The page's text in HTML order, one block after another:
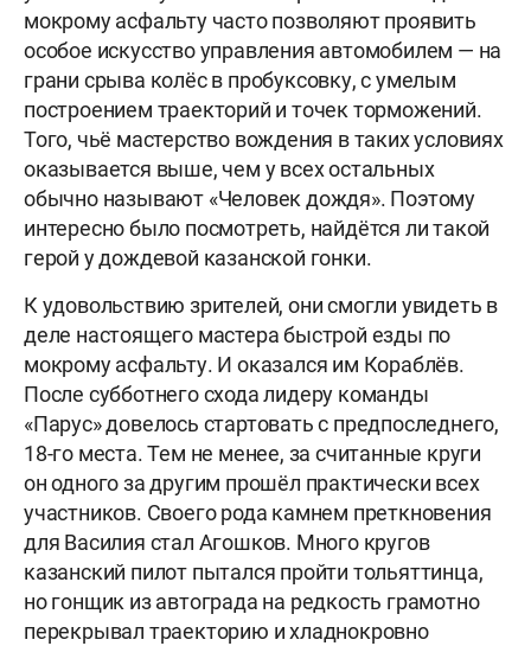
мокрому асфальту часто позволяют проявить
особое искусство управления автомобилем — на
грани срыва колёс в пробуксовку, с умелым
построением траекторий и точек торможений.
Того, чьё мастерство вождения в таких условиях
оказывается выше, чем у всех остальных
обычно называют «Человек дождя». Поэтому
интересно было посмотреть, найдётся ли такой
герой у дождевой казанской гонки.
К удовольствию зрителей, они смогли увидеть в
деле настоящего мастера быстрой езды по
мокрому асфальту. И оказался им Кораблёв.
После субботнего схода лидеру команды
«Парус» довелось стартовать с предпоследнего,
18-го места. Тем не менее, за считанные круги
он одного за другим прошёл практически всех
участников. Своего рода камнем преткновения
для Василия стал Агошков. Много кругов
казанский пилот пытался пройти тольяттинца,
но гонщик из автограда на редкость грамотно
перекрывал траекторию и хладнокровно